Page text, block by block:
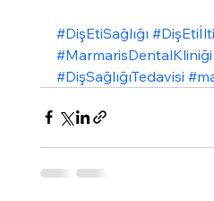
#DişEtiSağlığı
#MarmarisDentalKliniği
#DişSağlığıTedavisi